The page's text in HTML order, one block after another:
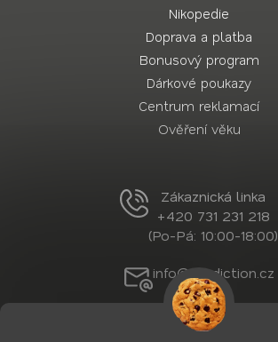
Nikopedie
Doprava a platba
Bonusový program
Dárkové poukazy
Centrum reklamací
Ověření věku
Zákaznická linka
+420 731 231 218
(Po-Pá: 10:00-18:00)
info@nordiction.cz